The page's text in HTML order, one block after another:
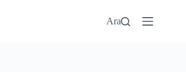
Ara